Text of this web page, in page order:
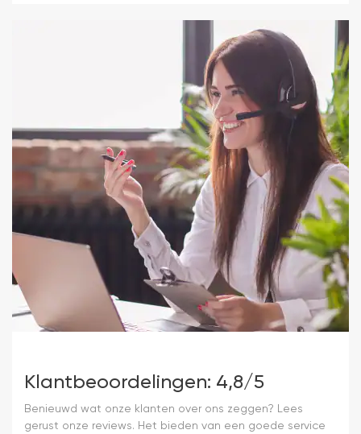
Klantbeoordelingen: 4,8/5
Benieuwd wat onze klanten over ons zeggen? Lees
gerust onze reviews. Het bieden van een goede service